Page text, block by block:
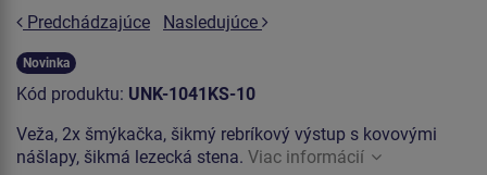
Predchádzajúce
Nasledujúce
Novinka
Kód produktu: UNK-1041KS-10
Veža, 2x šmýkačka, šikmý rebríkový výstup s kovovými
nášlapy, šikmá lezecká stena. Viac informácií